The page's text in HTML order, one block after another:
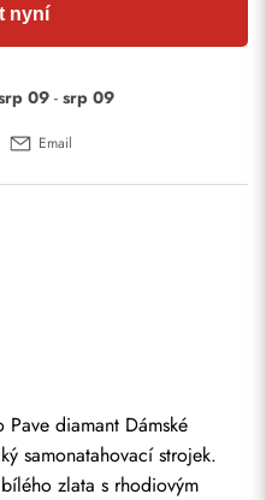
nyní
09 - srp 09
Email
diamant Dámské
samonatahovací strojek.
zlata s rhodiovým